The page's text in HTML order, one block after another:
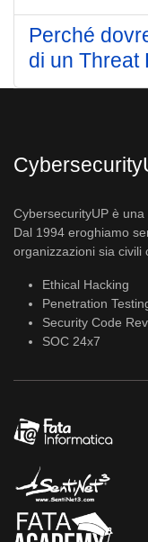
Perché
di un Threat
CybersecurityUP è una
Dal 1994 eroghiamo
organizzazioni sia civili
Ethical Hacking
Penetration
Security Code
SOC 24x7